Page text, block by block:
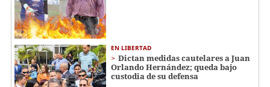
EN LIBERTAD
Dictan medidas cautelares a Juan
Orlando Hernández; queda bajo
custodia de su defensa